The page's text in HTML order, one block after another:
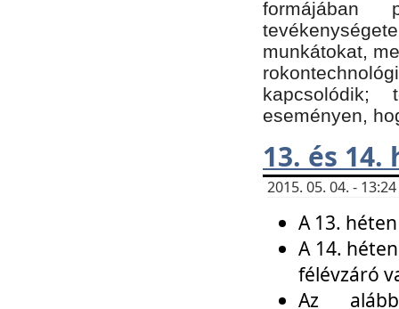
formájában
munkátokat,
eseményen,
13. és
2015. 05. 04. -
A 13.
A 14.
félévzáró
Az